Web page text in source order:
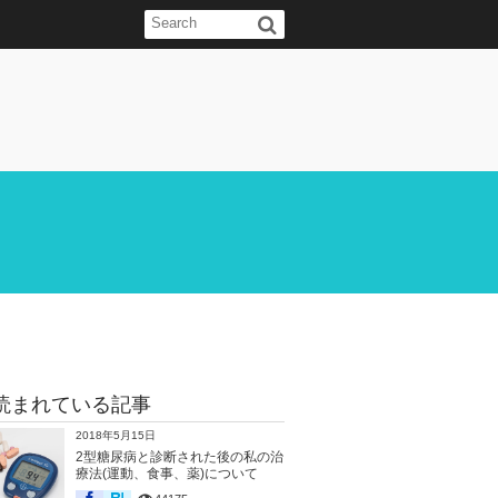
まれている記事
2018年5月15日
2型糖尿病と診断された後の私の治
療法(運動、食事、薬)について